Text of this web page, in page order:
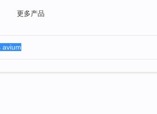
更多产品